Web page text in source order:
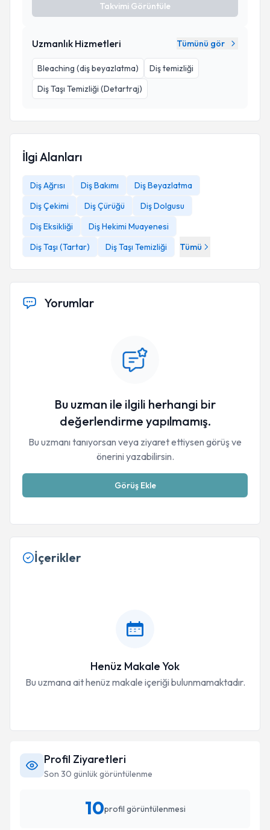
Takvimi Görüntüle
Uzmanlık Hizmetleri Tümünü gör
Bleaching (diş beyazlatma)
Diş temizliği
Diş Taşı Temizliği (Detartraj)
İlgi Alanları
Diş Ağrısı Diş Bakımı
Diş Beyazlatma
Diş Çekimi
Diş Çürüğü
Diş Dolgusu
Diş Eksikliği
Diş Hekimi Muayenesi
Diş Taşı (Tartar)
Diş Taşı Temizliği Tümü
Yorumlar
Bu uzman ile ilgili herhangi bir
değerlendirme yapılmamış.
Bu uzmanı tanıyorsan veya ziyaret ettiysen görüş ve
önerini yazabilirsin.
Görüş Ekle
İçerikler
Henüz Makale Yok
Bu uzmana ait henüz makale içeriği bulunmamaktadır.
Profil Ziyaretleri
Son 30 günlük görüntülenme
10profil görüntülenmesi